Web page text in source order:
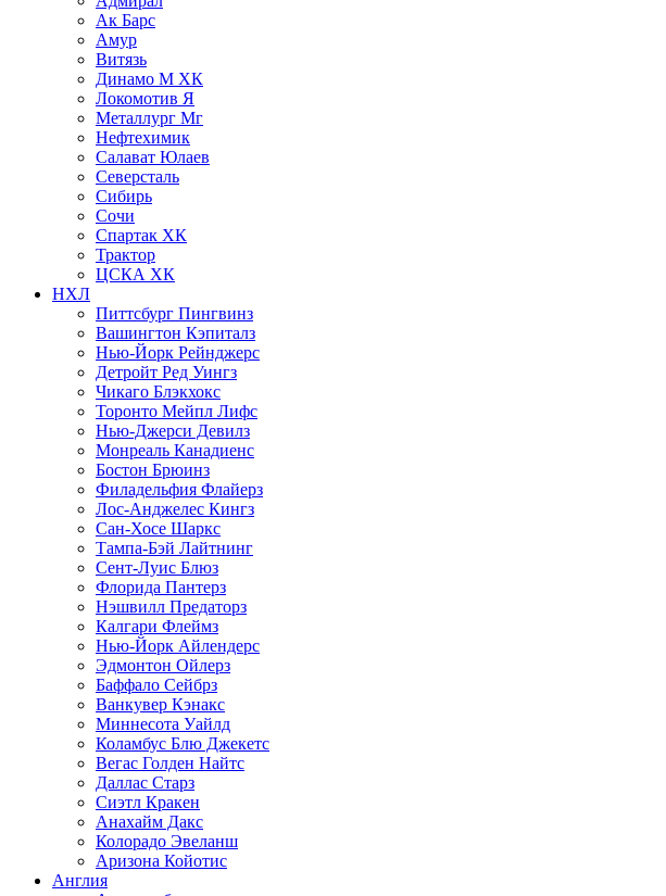
Ак Барс
Амур
Витязь
Динамо М ХК
Локомотив Я
Металлург Мг
Нефтехимик
Салават Юлаев
Северсталь
Сибирь
Сочи
Спартак ХК
Трактор
ЦСКА ХК
НХЛ
Питтсбург Пингвинз
Вашингтон Кэпиталз
Нью-Йорк Рейнджерс
Детройт Ред Уингз
Чикаго Блэкхокс
Торонто Мейпл Лифс
Нью-Джерси Девилз
Монреаль Канадиенс
Бостон Брюинз
Филадельфия Флайерз
Лос-Анджелес Кингз
Сан-Хосе Шаркс
Тампа-Бэй Лайтнинг
Сент-Луис Блюз
Флорида Пантерз
Нэшвилл Предаторз
Калгари Флеймз
Нью-Йорк Айлендерс
Эдмонтон Ойлерз
Баффало Сейбрз
Ванкувер Кэнакс
Миннесота Уайлд
Коламбус Блю Джекетс
Вегас Голден Найтс
Даллас Старз
Сиэтл Кракен
Анахайм Дакс
Колорадо Эвеланш
Аризона Койотис
Англия